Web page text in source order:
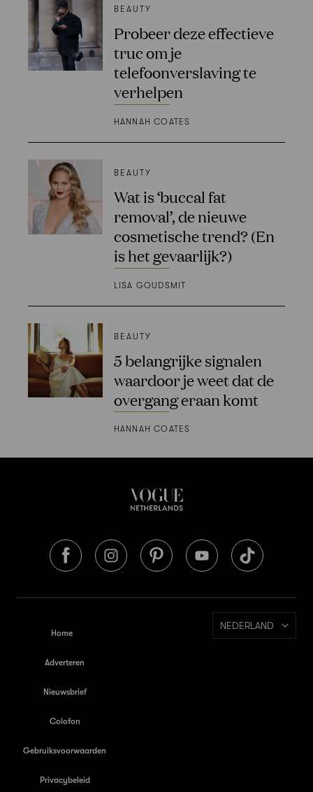
BEAUTY
Probeer deze effectieve
truc om je
telefoonverslaving te
verhelpen
HANNAH COATES
BEAUTY
Wat is ‘buccal fat
removal’, de nieuwe
cosmetische trend? (En
is het gevaarlijk?)
LISA GOUDSMIT
BEAUTY
5 belangrijke signalen
waardoor je weet dat de
overgang eraan komt
HANNAH COATES
Home
Adverteren
Nieuwsbrief
Colofon
Gebruiksvoorwaarden
Privacybeleid
NEDERLAND